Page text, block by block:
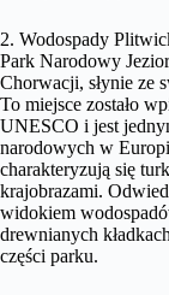
2. Wodospady
Park Narodowy
Chorwacji, słynie ze
To miejsce zostało
UNESCO i jest
narodowych w
charakteryzują się
krajobrazami.
widokiem
drewnianych
części parku.